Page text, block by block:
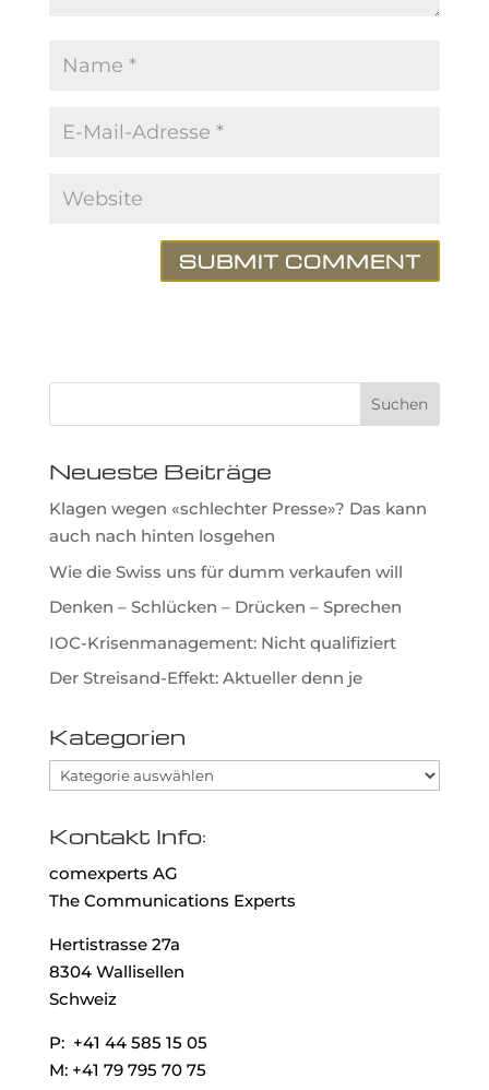
Neueste Beiträge
Klagen wegen «schlechter Presse»? Das kann
auch nach hinten losgehen
Wie die Swiss uns für dumm verkaufen will
Denken – Schlücken – Drücken – Sprechen
IOC-Krisenmanagement: Nicht qualifiziert
Der Streisand-Effekt: Aktueller denn je
Kategorien
Kategorien
Kontakt Info:
comexperts AG
The Communications Experts
Hertistrasse 27a
8304 Wallisellen
Schweiz
P: +41 44 585 15 05
M: +41 79 795 70 75